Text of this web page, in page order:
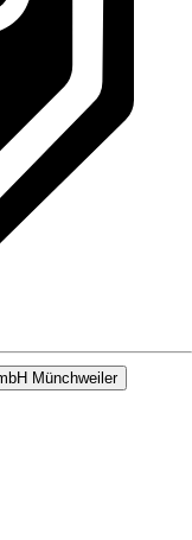
Münchweiler